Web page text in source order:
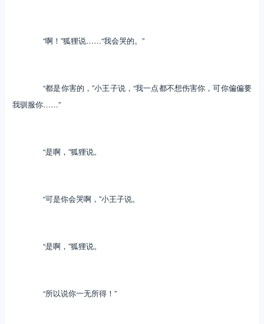
“啊！”狐狸说……“我会哭的。”
“都是你害的，”小王子说，“我一点都不想伤害你，可你偏偏要
我驯服你……”
“是啊，”狐狸说。
“可是你会哭啊，”小王子说。
“是啊，”狐狸说。
“所以说你一无所得！”